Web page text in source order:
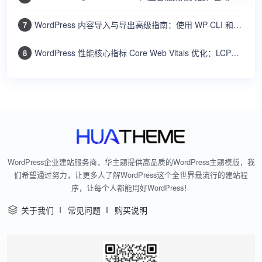
7 WordPress 内容导入与导出高级指南：使用 WP-CLI 和内置工具批量迁移文章、用户和设置
8 WordPress 性能核心指标 Core Web Vitals 优化：LCP、FID、CLS 的测量与改进方法
WordPress企业建站服务商，华主题提供高品质的WordPress主题模版，我
们希望通过努力，让更多人了解WordPress这个全世界最流行的建站程
序，让每个人都能用好WordPress！
关于我们 常见问题 购买说明